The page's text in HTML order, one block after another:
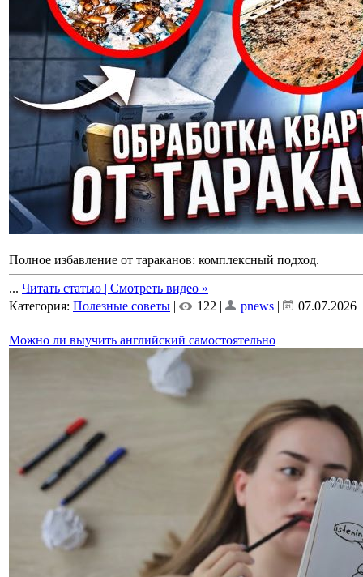
Полное избавление от тараканов: комплексный подход.
... Читать статью | Смотреть видео »
Категория: Полезные советы | 122 | pnews | 07.07.2026
Можно ли выучить английский самостоятельно